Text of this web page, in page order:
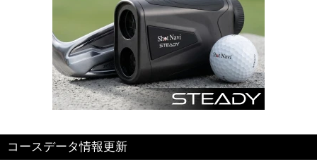
コースデータ情報更新